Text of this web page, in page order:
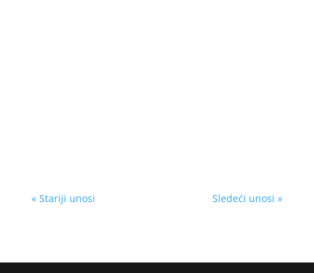
« Stariji unosi Sledeći unosi »